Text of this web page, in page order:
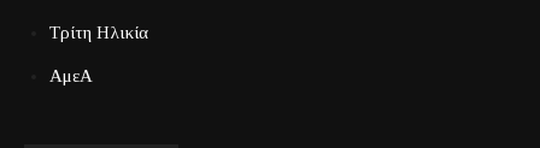
Τρίτη Ηλικία
ΑμεΑ